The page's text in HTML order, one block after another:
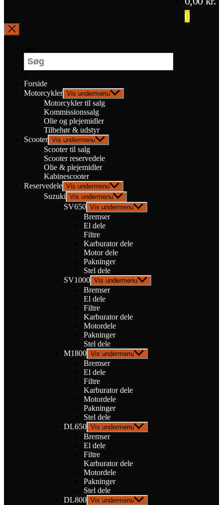
0
Forside
Motorcykler Vis undermenu
Motorcykler til salg
Kommissionssalg
Olie og plejemidler
Tilbehør & udstyr
Scooter Vis undermenu
Scooter til salg
Scooter reservedele
Olie & plejemidler
Kabinescooter
Reservedele Vis undermenu
Suzuki Vis undermenu
SV650 Vis undermenu
Bremser
El dele
Filtre
Karburator dele
Motor dele
Pakninger
Stel dele
SV1000 Vis undermenu
Bremser
El dele
Filtre
Karburator dele
Motordele
Pakninger
Stel dele
M1800 Vis undermenu
Bremser
El dele
Filtre
Karburator dele
Motordele
Pakninger
Stel dele
DL650 Vis undermenu
Bremser
El dele
Filtre
Karburator dele
Motordele
Pakninger
Stel dele
DL800 Vis undermenu